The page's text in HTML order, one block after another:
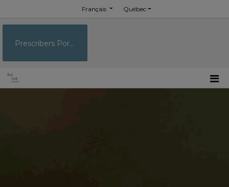
Français Québec
Prescribers Portal